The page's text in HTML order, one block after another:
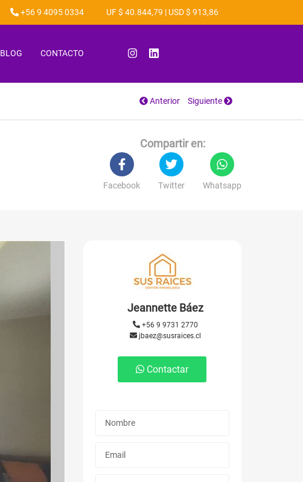
+56 9 4095 0334 UF $ 40.844,79 | USD $ 913,86
BLOG CONTACTO
Anterior Siguiente
Compartir en:
Facebook Twitter Whatsapp
Jeannette Báez
+56 9 9731 2770
jbaez@susraices.cl
Contactar